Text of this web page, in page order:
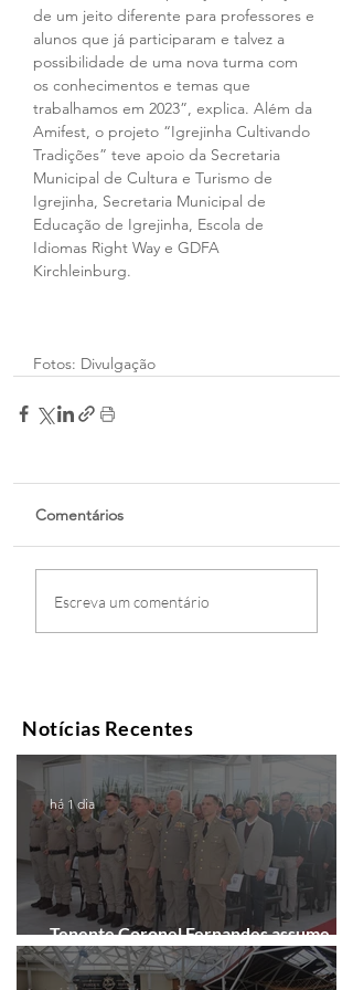
de um jeito diferente para professores e
alunos que já participaram e talvez a
possibilidade de uma nova turma com
os conhecimentos e temas que
trabalhamos em 2023”, explica. Além da
Amifest, o projeto “Igrejinha Cultivando
Tradições” teve apoio da Secretaria
Municipal de Cultura e Turismo de
Igrejinha, Secretaria Municipal de
Educação de Igrejinha, Escola de
Idiomas Right Way e GDFA
Kirchleinburg.
Fotos: Divulgação
Comentários
Escreva um comentário
Notícias Recentes
Tenente Coronel Fernandes assume
comando do 41º BPM em Gramado
há 1 dia